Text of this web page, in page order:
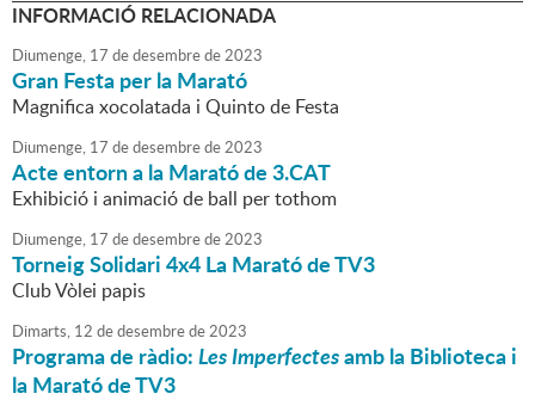
INFORMACIÓ RELACIONADA
Diumenge, 17 dedesembrede2023
Gran Festa per la Marató
Magnifica xocolatada i Quinto de Festa
Diumenge, 17 dedesembrede2023
Acte entorn a la Marató de 3.CAT
Exhibició i animació de ball per tothom
Diumenge, 17 dedesembrede2023
Torneig Solidari 4x4 La Marató de TV3
Club Vòlei papis
Dimarts, 12 dedesembrede2023
Programa de ràdio:Les Imperfectesamb la Biblioteca i
la Marató de TV3